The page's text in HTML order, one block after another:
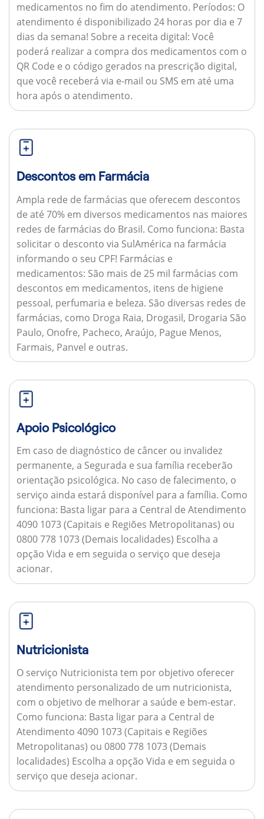
medicamentos no fim do atendimento. Períodos: O
atendimento é disponibilizado 24 horas por dia e 7
dias da semana! Sobre a receita digital: Você
poderá realizar a compra dos medicamentos com o
QR Code e o código gerados na prescrição digital,
que você receberá via e-mail ou SMS em até uma
hora após o atendimento.
Descontos em Farmácia
Ampla rede de farmácias que oferecem descontos
de até 70% em diversos medicamentos nas maiores
redes de farmácias do Brasil. Como funciona: Basta
solicitar o desconto via SulAmérica na farmácia
informando o seu CPF! Farmácias e
medicamentos: São mais de 25 mil farmácias com
descontos em medicamentos, itens de higiene
pessoal, perfumaria e beleza. São diversas redes de
farmácias, como Droga Raia, Drogasil, Drogaria São
Paulo, Onofre, Pacheco, Araújo, Pague Menos,
Farmais, Panvel e outras.
Apoio Psicológico
Em caso de diagnóstico de câncer ou invalidez
permanente, a Segurada e sua família receberão
orientação psicológica. No caso de falecimento, o
serviço ainda estará disponível para a família. Como
funciona: Basta ligar para a Central de Atendimento
4090 1073 (Capitais e Regiões Metropolitanas) ou
0800 778 1073 (Demais localidades) Escolha a
opção Vida e em seguida o serviço que deseja
acionar.
Nutricionista
O serviço Nutricionista tem por objetivo oferecer
atendimento personalizado de um nutricionista,
com o objetivo de melhorar a saúde e bem-estar.
Como funciona: Basta ligar para a Central de
Atendimento 4090 1073 (Capitais e Regiões
Metropolitanas) ou 0800 778 1073 (Demais
localidades) Escolha a opção Vida e em seguida o
serviço que deseja acionar.